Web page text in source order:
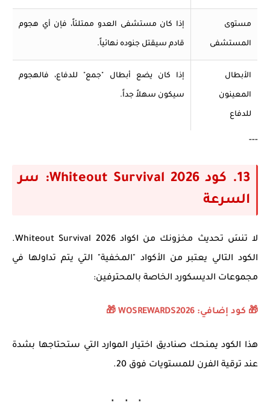
مستوى
المستشفى
إذا كان مستشفى العدو ممتلئاً، فإن أي هجوم
قادم سيقتل جنوده نهائياً.
الأبطال
المعينون
للدفاع
إذا كان يضع أبطال "جمع" للدفاع، فالهجوم
سيكون سهلاً جداً.
---
13. كود Whiteout Survival 2026: سر
السرعة
لا تنسَ تحديث مخزونك من اكواد Whiteout Survival 2026
.
الكود التالي يعتبر من الأكواد "المخفية" التي يتم تداولها في
مجموعات الديسكورد الخاصة بالمحترفين:
🎁 كود إضافي: WOSREWARDS2026 🎁
هذا الكود يمنحكصناديق اختيار المواردالتي ستحتاجها بشدة
عند ترقية الفرن للمستويات فوق 20.